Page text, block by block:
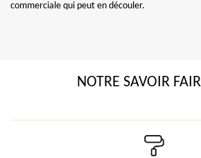
commerciale qui peut en découler.
NOTRE SAVOIR